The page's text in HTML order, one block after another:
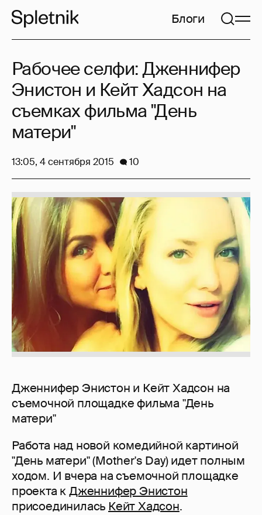
Блоги
Дженнифер Энистон и Кейт Хадсон на
съемочной площадке фильма "День
матери"
Работа над новой комедийной картиной
"День матери" (Mother's Day) идет полным
ходом. И вчера на съемочной площадке
проекта кДженнифер Энистон
присоединилась Кейт Хадсон.
Рабочее селфи: Дженнифер
Энистон и Кейт Хадсон на
съемках фильма "День
матери"
13:05, 4 сентября 2015 10